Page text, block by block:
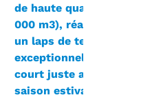
de haute qualité (15
000 m3), réalisé en
un laps de temps
exceptionnellement
court juste avant la
saison estivale.